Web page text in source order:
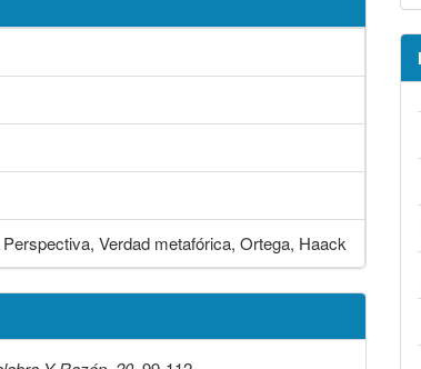
Verdad metafórica, Ortega, Haack